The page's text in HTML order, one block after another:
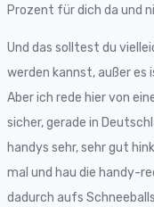
Prozent für dich da und
Und das solltest du
werden kannst, außer
Aber ich rede hier von
sicher, gerade in
handys sehr, sehr gut
mal und hau die handy-
dadurch aufs